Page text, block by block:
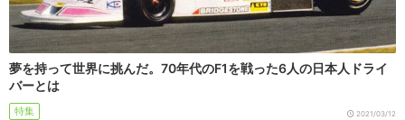
夢を持って世界に挑んだ。70年代のF1を戦った6人の日本人ドライ
バーとは
特集 2021/03/12